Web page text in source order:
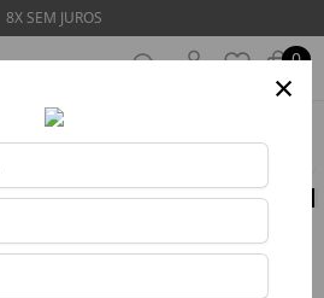
8X SEM JUROS
0
BALANCE
50%
×